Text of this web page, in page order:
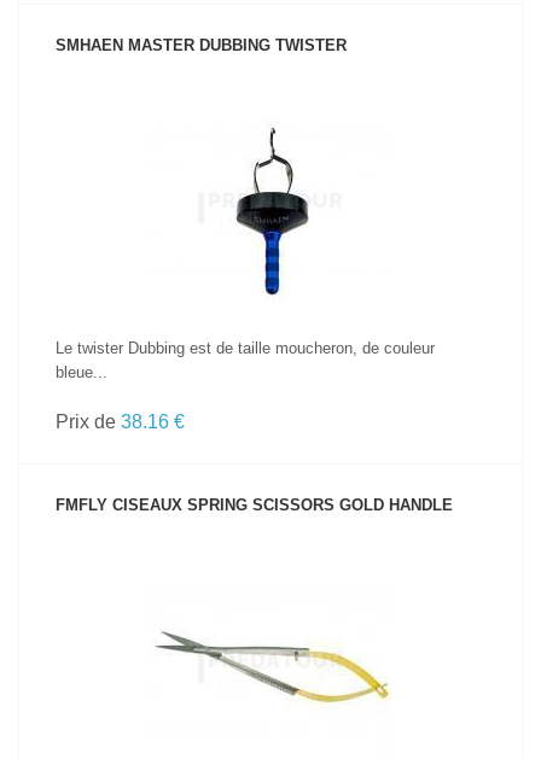
SMHAEN MASTER DUBBING TWISTER
VOIR LE PRODUIT
Le twister Dubbing est de taille moucheron, de couleur
bleue...
Prix de 38.16 €
FMFLY CISEAUX SPRING SCISSORS GOLD HANDLE